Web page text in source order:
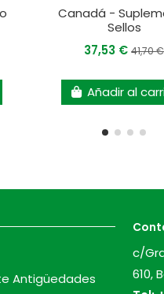
Canadá -
Sellos
37,53 €41,70 €
Añadir al
Antigüedades
c/
610,